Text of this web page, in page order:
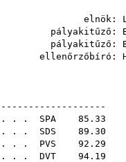
. . SPA
. . SDS
. . PVS
. . DVT